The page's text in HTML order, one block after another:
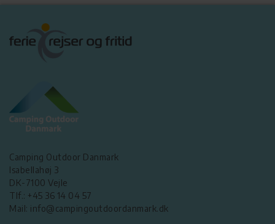
Camping Outdoor Danmark
Isabellahøj 3
DK-7100 Vejle
Tlf.: +45 36 14 04 57
Mail: info@campingoutdoordanmark.dk